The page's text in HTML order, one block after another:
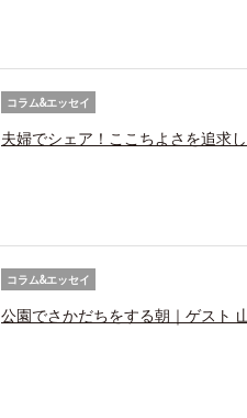
コラム&エッセイ
夫婦でシェア！ここちよさを追求
コラム&エッセイ
公園でさかだちをする朝｜ゲスト